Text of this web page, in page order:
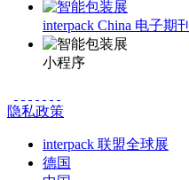
interpack China 电子期刊
小程序
隐私政策
interpack 联盟全球展
德国